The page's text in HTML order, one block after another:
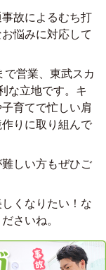
故によるむち打
悩みに対応して
で営業、東武スカ
な立地です。キ
育てで忙しい肩
りに取り組んで
しい方もぜひご
くなりたい！な
さいね。